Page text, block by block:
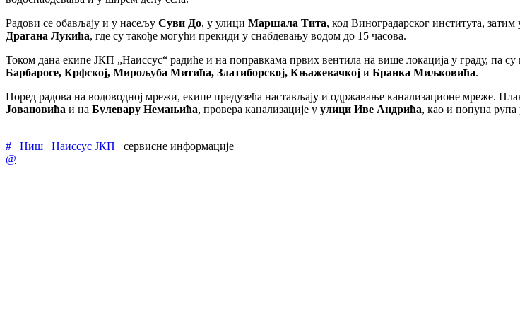
Радови се обављају и у насељу Суви До, у улици Маршала Тита, код Виноградарског института, затим
Драгана Лукића, где су такође могући прекиди у снабдевању водом до 15 часова.
Током дана екипе ЈКП „Наиссус“ радиће и на поправкама првих вентила на више локација у граду, па
Барбаросе, Крфској, Мирољуба Митића, Златиборској, Књажевачкој и Бранка Миљковића.
Поред радова на водоводној мрежи, екипе предузећа настављају и одржавање канализационе мреже.
Јовановића и на Булевару Немањића, провера канализације у улици Иве Андрића, као и попуна рупа
# Ниш Наиссус ЈКП
сервисне информације
@